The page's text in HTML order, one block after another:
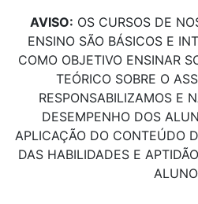
AVISO: OS CURSOS DE
ENSINO SÃO BÁSICOS E
COMO OBJETIVO ENSINAR
TEÓRICO SOBRE O
RESPONSABILIZAMOS E
DESEMPENHO DOS
APLICAÇÃO DO CONTEÚDO
DAS HABILIDADES E